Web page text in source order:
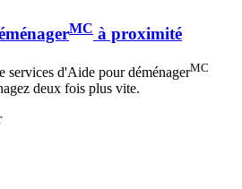
MC à proximité
services d'Aide pour déménagerMC
deux fois plus vite.